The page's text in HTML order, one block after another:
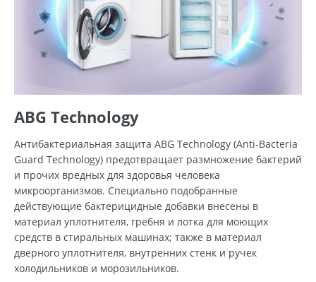
ABG Technology
Антибактериальная защита ABG Technology (Anti-Bacteria
Guard Technology) предотвращает размножение бактерий
и прочих вредных для здоровья человека
микроорганизмов. Специально подобранные
действующие бактерицидные добавки внесены в
материал уплотнителя, гребня и лотка для моющих
средств в стиральных машинах; также в материал
дверного уплотнителя, внутренних стенк и ручек
холодильников и морозильников.